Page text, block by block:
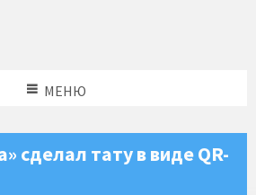
МЕНЮ
сделал тату в виде QR-